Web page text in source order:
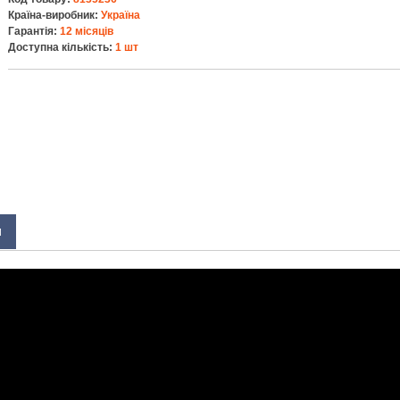
Країна-виробник: Україна
Гарантія: 12 місяців
Доступна кількість: 1 шт
елемент 32700 - 6,5 Ah